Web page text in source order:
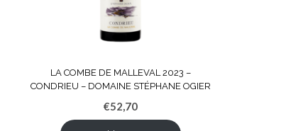
LA COMBE DE MALLEVAL 2023 –
CONDRIEU – DOMAINE STÉPHANE OGIER
€52,70